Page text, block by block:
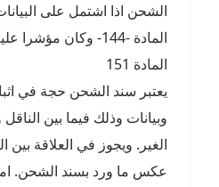
الشحن اذا اشتمل على
المادة -144- وكان مؤشرا عليه بكلمة -مشحون-.
المادة 151
يعتبر سند الشحن حجة في
وبيانات وذلك فيما بين
الغير. ويجوز في العلاقة بين
عكس ما ورد بسند الشحن. اما